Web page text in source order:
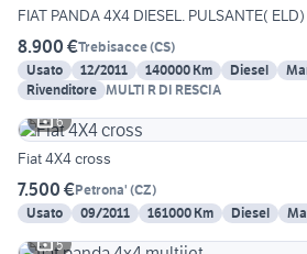
FIAT PANDA 4X4 DIESEL.
8.900 €Trebisacce(CS)
Usato
12/2011 140000 Km Diesel
Rivenditore MULTI R DI RESCIA
6
Fiat 4X4 cross
7.500 €Petrona' (CZ)
Usato
09/2011 161000 Km Diesel
5